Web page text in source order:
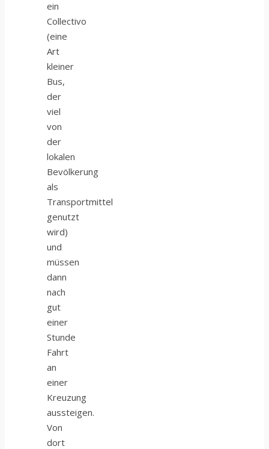
ein
Collectivo
(eine
Art
kleiner
Bus,
der
viel
von
der
lokalen
Bevölkerung
als
Transportmittel
genutzt
wird)
und
müssen
dann
nach
gut
einer
Stunde
Fahrt
an
einer
Kreuzung
aussteigen.
Von
dort